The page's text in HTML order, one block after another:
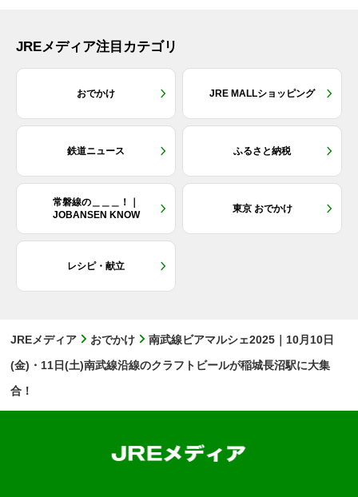
JREメディア注目カテゴリ
おでかけ JRE MALLショッピング
鉄道ニュース ふるさと納税
常磐線の＿＿＿！｜
JOBANSEN KNOW
東京 おでかけ
レシピ・献立
JREメディア おでかけ
南武線ビアマルシェ2025｜10月10日
(金)・11日(土)南武線沿線のクラフトビールが稲城長沼駅に大集
合！